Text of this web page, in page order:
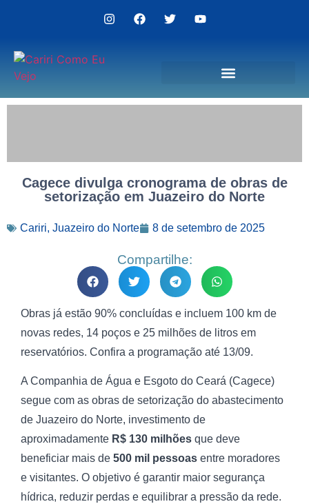
Cagece divulga cronograma de obras de
setorização em Juazeiro do Norte
Cariri, Juazeiro do Norte 8 de setembro de 2025
Compartilhe:
Obras já estão 90% concluídas e incluem 100 km de
novas redes, 14 poços e 25 milhões de litros em
reservatórios. Confira a programação até 13/09.
A Companhia de Água e Esgoto do Ceará (Cagece)
segue com as obras de setorização do abastecimento
de Juazeiro do Norte, investimento de
aproximadamente R$ 130 milhões que deve
beneficiar mais de 500 mil pessoas entre moradores
e visitantes. O objetivo é garantir maior segurança
hídrica, reduzir perdas e equilibrar a pressão da rede.